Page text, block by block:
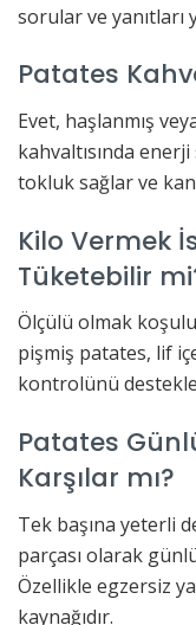
sorular ve yanıtları
Patates
Evet, haşlanmış
kahvaltısında
tokluk sağlar ve
Kilo Vermek
Tüketebilir
Ölçülü olmak
pişmiş patates, lif
kontrolünü
Patates
Karşılar mı?
Tek başına yeterli
parçası olarak
Özellikle egzersiz
kaynağıdır.